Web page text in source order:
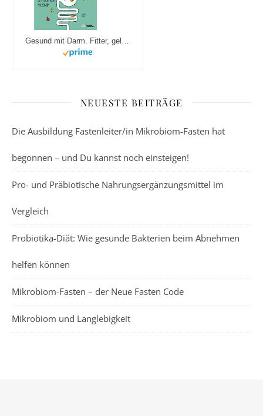
NEUESTE BEITRÄGE
Die Ausbildung Fastenleiter/in Mikrobiom-Fasten hat
begonnen – und Du kannst noch einsteigen!
Pro- und Präbiotische Nahrungsergänzungsmittel im
Vergleich
Probiotika-Diät: Wie gesunde Bakterien beim Abnehmen
helfen können
Mikrobiom-Fasten – der Neue Fasten Code
Mikrobiom und Langlebigkeit